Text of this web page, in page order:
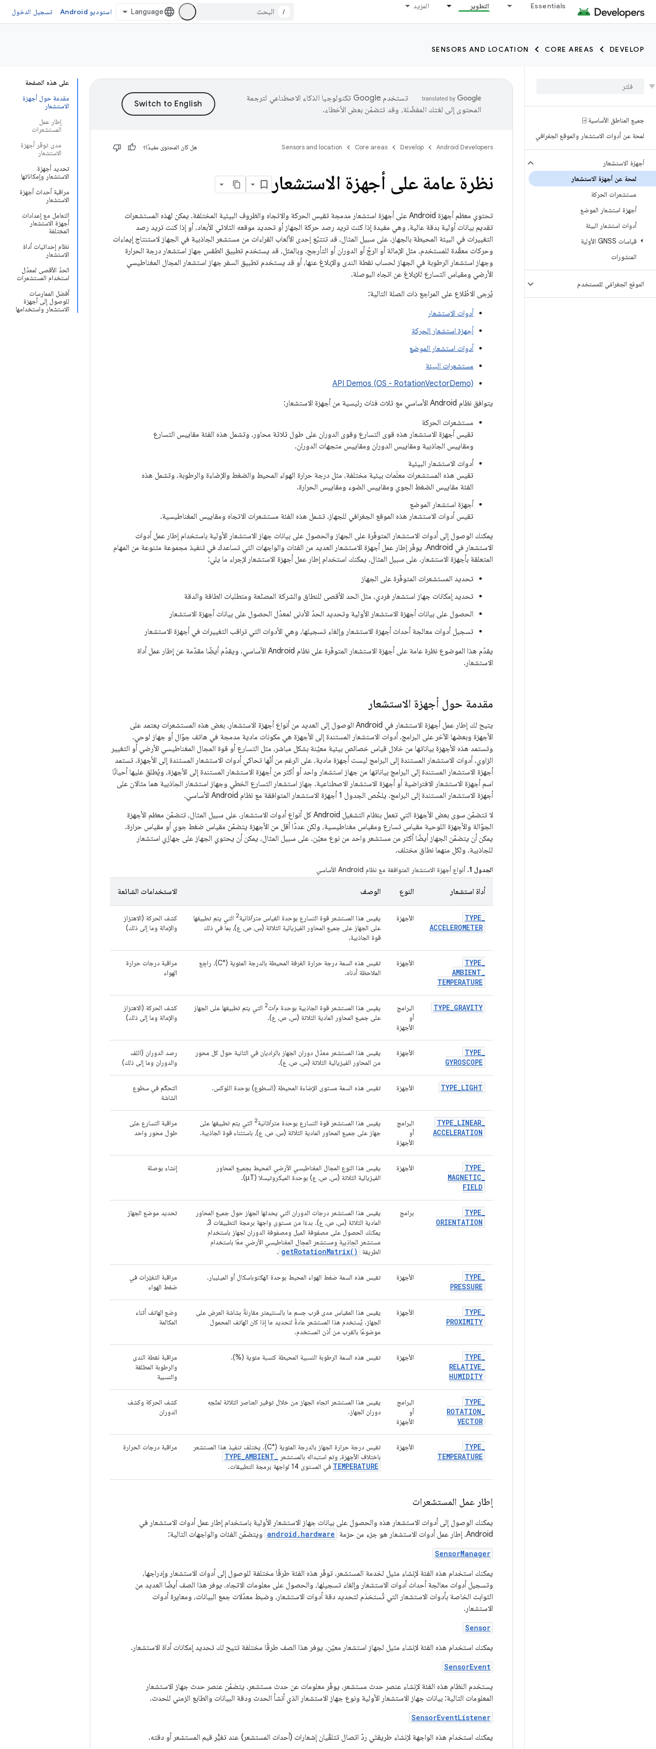
Essentials التطوير المزيد
/ استوديو Android تسجيل الدخول
DEVELOP
CORE AREAS
SENSORS AND LOCATION
جميع المناطق الأساسية ⍈
لمحة عن أدوات الاستشعار والموقع الجغرافي
أجهزة الاستشعار
لمحة عن أجهزة الاستشعار
مستشعرات الحركة
أجهزة استشعار الموضع
أدوات استشعار البيئة
قياسات GNSS الأولية
المنشورات
الموقع الجغرافي للمستخدم
على هذه الصفحة
مقدمة حول أجهزة
الاستشعار
إطار عمل
المستشعرات
مدى توفّر أجهزة
الاستشعار
تحديد أجهزة
الاستشعار وإمكاناتها
مراقبة أحداث أجهزة
الاستشعار
التعامل مع إعدادات
أجهزة الاستشعار
المختلفة
نظام إحداثيات أداة
الاستشعار
الحدّ الأقصى لمعدّل
استخدام المستشعرات
أفضل الممارسات
للوصول إلى أجهزة
الاستشعار واستخدامها
تستخدم Google تكنولوجيا الذكاء الاصطناعي لترجمة
المحتوى إلى لغتك المفضّلة، وقد تتضمّن بعض الأخطاء.
Android Developers
Develop
Core areas
Sensors and location هل كان المحتوى مفيدًا؟
نظرة عامة على أجهزة الاستشعار
تحتوي معظم أجهزة Android على أجهزة استشعار مدمجة تقيس الحركة والاتجاه والظروف البيئية المختلفة. يمكن لهذه المستشعرات
تقديم بيانات أولية بدقة عالية، وهي مفيدة إذا كنت تريد رصد حركة الجهاز أو تحديد موقعه الثلاثي الأبعاد، أو إذا كنت تريد رصد
التغييرات في البيئة المحيطة بالجهاز. على سبيل المثال، قد تتتبّع إحدى الألعاب القراءات من مستشعر الجاذبية في الجهاز لاستنتاج إيماءات
وحركات معقّدة للمستخدم، مثل الإمالة أو الرجّ أو الدوران أو التأرجح. وبالمثل، قد يستخدم تطبيق الطقس جهاز استشعار درجة الحرارة
وجهاز استشعار الرطوبة في الجهاز لحساب نقطة الندى والإبلاغ عنها، أو قد يستخدم تطبيق السفر جهاز استشعار المجال المغناطيسي
الأرضي ومقياس التسارع للإبلاغ عن اتجاه البوصلة.
يُرجى الاطّلاع على المراجع ذات الصلة التالية:
أدوات الاستشعار
أجهزة استشعار الحركة
أدوات استشعار الموضع
مستشعرات البيئة
API Demos (OS - RotationVectorDemo)
يتوافق نظام Android الأساسي مع ثلاث فئات رئيسية من أجهزة الاستشعار:
مستشعرات الحركة
تقيس أجهزة الاستشعار هذه قوى التسارع وقوى الدوران على طول ثلاثة محاور. وتشمل هذه الفئة مقاييس التسارع
ومقاييس الجاذبية ومقاييس الدوران ومقاييس متجهات الدوران.
أدوات الاستشعار البيئية
تقيس هذه المستشعرات معلَمات بيئية مختلفة، مثل درجة حرارة الهواء المحيط والضغط والإضاءة والرطوبة. وتشمل هذه
الفئة مقاييس الضغط الجوي ومقاييس الضوء ومقاييس الحرارة.
أجهزة استشعار الموضع
تقيس أدوات الاستشعار هذه الموقع الجغرافي للجهاز. تشمل هذه الفئة مستشعرات الاتجاه ومقاييس المغناطيسية.
يمكنك الوصول إلى أدوات الاستشعار المتوفّرة على الجهاز والحصول على بيانات جهاز الاستشعار الأولية باستخدام إطار عمل أدوات
الاستشعار في Android. يوفّر إطار عمل أجهزة الاستشعار العديد من الفئات والواجهات التي تساعدك في تنفيذ مجموعة متنوعة من المهام
المتعلقة بأجهزة الاستشعار. على سبيل المثال، يمكنك استخدام إطار عمل أجهزة الاستشعار لإجراء ما يلي:
تحديد المستشعرات المتوفّرة على الجهاز
تحديد إمكانات جهاز استشعار فردي، مثل الحد الأقصى للنطاق والشركة المصنّعة ومتطلبات الطاقة والدقة
الحصول على بيانات أجهزة الاستشعار الأولية وتحديد الحدّ الأدنى لمعدّل الحصول على بيانات أجهزة الاستشعار
تسجيل أدوات معالجة أحداث أجهزة الاستشعار وإلغاء تسجيلها، وهي الأدوات التي تراقب التغييرات في أجهزة الاستشعار
يقدّم هذا الموضوع نظرة عامة على أجهزة الاستشعار المتوفّرة على نظام Android الأساسي. ويقدّم أيضًا مقدّمة عن إطار عمل أداة
الاستشعار.
مقدمة حول أجهزة الاستشعار
يتيح لك إطار عمل أجهزة الاستشعار في Android الوصول إلى العديد من أنواع أجهزة الاستشعار. بعض هذه المستشعرات يعتمد على
الأجهزة وبعضها الآخر على البرامج. أدوات الاستشعار المستندة إلى الأجهزة هي مكونات مادية مدمجة في هاتف جوّال أو جهاز لوحي.
وتستمد هذه الأجهزة بياناتها من خلال قياس خصائص بيئية معيّنة بشكل مباشر، مثل التسارع أو قوة المجال المغناطيسي الأرضي أو التغيير
الزاوي. أدوات الاستشعار المستندة إلى البرامج ليست أجهزة مادية، على الرغم من أنّها تحاكي أدوات الاستشعار المستندة إلى الأجهزة. تستمد
أجهزة الاستشعار المستندة إلى البرامج بياناتها من جهاز استشعار واحد أو أكثر من أجهزة الاستشعار المستندة إلى الأجهزة، ويُطلق عليها أحيانًا
اسم أجهزة الاستشعار الافتراضية أو أجهزة الاستشعار الاصطناعية. جهاز استشعار التسارع الخطي وجهاز استشعار الجاذبية هما مثالان على
أجهزة الاستشعار المستندة إلى البرامج. يلخّص الجدول 1 أجهزة الاستشعار المتوافقة مع نظام Android الأساسي.
لا تتضمّن سوى بعض الأجهزة التي تعمل بنظام التشغيل Android كل أنواع أدوات الاستشعار. على سبيل المثال، تتضمّن معظم الأجهزة
الجوّالة والأجهزة اللوحية مقياس تسارع ومقياس مغناطيسية، ولكن عددًا أقل من الأجهزة يتضمّن مقياس ضغط جوي أو مقياس حرارة.
يمكن أن يتضمّن الجهاز أيضًا أكثر من مستشعر واحد من نوع معيّن. على سبيل المثال، يمكن أن يحتوي الجهاز على جهازَي استشعار
للجاذبية، ولكل منهما نطاق مختلف.
الجدول 1. أنواع أجهزة الاستشعار المتوافقة مع نظام Android الأساسي
أداة استشعار النوع الوصف الاستخدامات الشائعة
TYPE_
ACCELEROMETER
الأجهزة يقيس هذا المستشعر قوة التسارع بوحدة القياس متر/ثانية2 التي يتم تطبيقها
على الجهاز على جميع المحاور الفيزيائية الثلاثة (س، ص، ع)، بما في ذلك
قوة الجاذبية.
كشف الحركة (الاهتزاز
والإمالة وما إلى ذلك)
TYPE_
AMBIENT_
TEMPERATURE
الأجهزة
تقيس هذه السمة درجة حرارة الغرفة المحيطة بالدرجة المئوية (°C). راجِع
الملاحظة أدناه.
مراقبة درجات حرارة
الهواء
TYPE_GRAVITY
البرامج
أو
الأجهزة
يقيس هذا المستشعر قوة الجاذبية بوحدة م/ث2 التي يتم تطبيقها على الجهاز
على جميع المحاور المادية الثلاثة (س، ص، ع).
كشف الحركة (الاهتزاز
والإمالة وما إلى ذلك)
TYPE_
GYROSCOPE
الأجهزة
يقيس هذا المستشعر معدّل دوران الجهاز بالراديان في الثانية حول كل محور
من المحاور الفيزيائية الثلاثة (س، ص، ع).
رصد الدوران (اللف
والدوران وما إلى ذلك)
TYPE_LIGHT الأجهزة تقيس هذه السمة مستوى الإضاءة المحيطة (السطوع) بوحدة اللوكس.
التحكّم في سطوع
الشاشة
TYPE_LINEAR_
ACCELERATION
البرامج
أو
الأجهزة
يقيس هذا المستشعر قوة التسارع بوحدة متر/ثانية2 التي يتم تطبيقها على
جهاز على جميع المحاور المادية الثلاثة (س، ص، ع)، باستثناء قوة الجاذبية.
مراقبة التسارع على
طول محور واحد
TYPE_
MAGNETIC_
FIELD
الأجهزة
يقيس هذا النوع المجال المغناطيسي الأرضي المحيط بجميع المحاور
الفيزيائية الثلاثة (س، ص، ع) بوحدة الميكروتيسلا (μT).
إنشاء بوصلة
TYPE_
ORIENTATION
برامج
يقيس هذا المستشعر درجات الدوران التي يحدثها الجهاز حول جميع المحاور
المادية الثلاثة (س، ص، ع). بدءًا من مستوى واجهة برمجة التطبيقات 3،
يمكنك الحصول على مصفوفة الميل ومصفوفة الدوران لجهاز باستخدام
مستشعر الجاذبية ومستشعر المجال المغناطيسي الأرضي معًا باستخدام
الطريقة
getRotationMatrix( )
.
تحديد موضع الجهاز
TYPE_
PRESSURE
الأجهزة تقيس هذه السمة ضغط الهواء المحيط بوحدة الهكتوباسكال أو الميليبار.
مراقبة التغيّرات في
ضغط الهواء
TYPE_
PROXIMITY
الأجهزة
يقيس هذا المقياس مدى قرب جسم ما بالسنتيمتر مقارنةً بشاشة العرض على
الجهاز. يُستخدم هذا المستشعر عادةً لتحديد ما إذا كان الهاتف المحمول
موضوعًا بالقرب من أذن المستخدم.
وضع الهاتف أثناء
المكالمة
TYPE_
RELATIVE_
HUMIDITY
الأجهزة تقيس هذه السمة الرطوبة النسبية المحيطة كنسبة مئوية (%).
مراقبة نقطة الندى
والرطوبة المطلقة
والنسبية
TYPE_
ROTATION_
VECTOR
البرامج
أو
الأجهزة
يقيس هذا المستشعر اتجاه الجهاز من خلال توفير العناصر الثلاثة لمتّجه
دوران الجهاز.
كشف الحركة وكشف
الدوران
TYPE_
TEMPERATURE
الأجهزة
تقيس درجة حرارة الجهاز بالدرجة المئوية (°C). يختلف تنفيذ هذا المستشعر
باختلاف الأجهزة، وتم استبداله بالمستشعر
TYPE_AMBIENT_
TEMPERATURE في المستوى 14 لواجهة برمجة التطبيقات.
مراقبة درجات الحرارة
إطار عمل المستشعرات
يمكنك الوصول إلى أدوات الاستشعار هذه والحصول على بيانات جهاز الاستشعار الأولية باستخدام إطار عمل أدوات الاستشعار في
Android. إطار عمل أدوات الاستشعار هو جزء من حزمة
android.hardware ويتضمّن الفئات والواجهات التالية:
SensorManager
يمكنك استخدام هذه الفئة لإنشاء مثيل لخدمة المستشعر. توفّر هذه الفئة طرقًا مختلفة للوصول إلى أدوات الاستشعار وإدراجها،
وتسجيل أدوات معالجة أحداث أدوات الاستشعار وإلغاء تسجيلها، والحصول على معلومات الاتجاه. يوفر هذا الصف أيضًا العديد من
الثوابت الخاصة بأدوات الاستشعار التي تُستخدَم لتحديد دقة أدوات الاستشعار، وضبط معدّلات جمع البيانات، ومعايرة أدوات
الاستشعار.
Sensor
يمكنك استخدام هذه الفئة لإنشاء مثيل لجهاز استشعار معيّن. يوفر هذا الصف طرقًا مختلفة تتيح لك تحديد إمكانات أداة الاستشعار.
SensorEvent
يستخدم النظام هذه الفئة لإنشاء عنصر حدث مستشعر، يوفّر معلومات عن حدث مستشعر. يتضمّن عنصر حدث جهاز الاستشعار
المعلومات التالية: بيانات جهاز الاستشعار الأولية ونوع جهاز الاستشعار الذي أنشأ الحدث ودقة البيانات والطابع الزمني للحدث.
SensorEventListener
يمكنك استخدام هذه الواجهة لإنشاء طريقتَي ردّ اتصال تتلقّيان إشعارات (أحداث المستشعر) عند تغيُّر قيم المستشعر أو دقته.